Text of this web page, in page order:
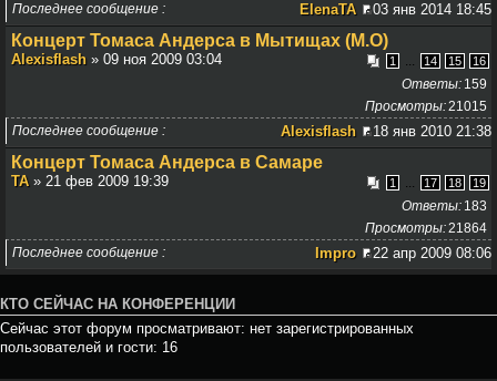
Последнее сообщение
ElenaTA 03 янв 2014 18:45
Концерт Томаса Андерса в Мытищах (М.О)
1 ... 14 15 16
Alexisflash » 09 ноя 2009 03:04
159
Ответы
21015
Просмотры
Последнее сообщение
Alexisflash 18 янв 2010 21:38
Концерт Томаса Андерса в Самаре
1 ... 17 18 19
TA» 21 фев 2009 19:39
183
Ответы
21864
Просмотры
Последнее сообщение
Impro 22 апр 2009 08:06
КТО СЕЙЧАС НА КОНФЕРЕНЦИИ
Сейчас этот форум просматривают: нет зарегистрированных
пользователей и гости: 16